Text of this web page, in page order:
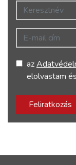
Keresztnév
E-mail cím
az
elolvastam
Feliratkozás